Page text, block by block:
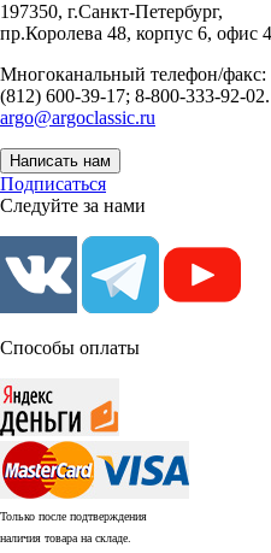
197350, г.Санкт-Петербург,
пр.Королева 48, корпус 6, офис
Многоканальный телефон/факс:
(812) 600-39-17; 8-800-333-92-02.
argo@argoclassic.ru
Написать нам
Подписаться
Следуйте за нами
Способы оплаты
Только после подтверждения
наличия товара на складе.